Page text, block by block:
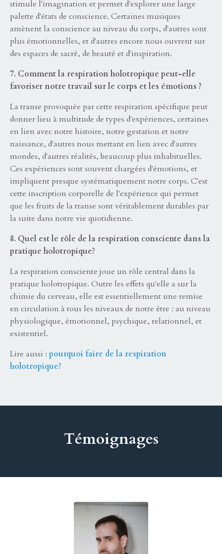
stimule l'imagination et permet d'explorer une large
palette d'états de conscience. Certaines musiques
amènent la conscience au niveau du corps, d'autres sont
plus émotionnelles, et d'autres encore nous ouvrent sur
des espaces de sacré, de beauté et d'inspiration.
7. Comment la respiration holotropique peut-elle
favoriser notre travail sur le corps et les émotions ?
La transe provoquée par cette respiration spécifique peut
donner lieu à multitude de types d'expériences, certaines
en lien avec notre histoire, notre gestation et notre
naissance, d'autres nous mettant en lien avec d'autres
mondes, d'autres réalités, beaucoup plus inhabituelles.
Ces expériences sont souvent chargées d'émotions, et
impliquent presque systématiquement notre corps. C'est
cette inscription corporelle de l'expérience qui permet
que les fruits de la transe sont véritablement durables par
la suite dans notre vie quotidienne.
8. Quel est le rôle de la respiration consciente dans la
pratique holotropique?
La respiration consciente joue un rôle central dans la
pratique holotropique. Outre les effets qu'elle a sur la
chimie du cerveau, elle est essentiellement une remise
en circulation à tous les niveaux de notre être : au niveau
physiologique, émotionnel, psychique, relationnel, et
existentiel.
Lire aussi : pourquoi faire de la respiration
holotropique?
Témoignages